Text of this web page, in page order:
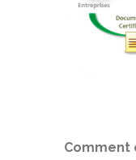
Comment